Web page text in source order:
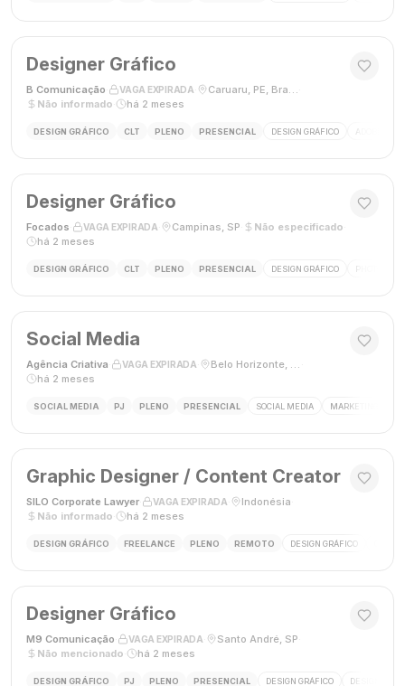
Designer Gráfico
B Comunicação VAGA EXPIRADA Caruaru, PE, Brasil
Não informado
há 2 meses
DESIGN GRÁFICO CLT PLENO PRESENCIAL DESIGN GRÁFICO ADOBE
Designer Gráfico
Focados VAGA EXPIRADA Campinas, SP Não especificado
há 2 meses
DESIGN GRÁFICO CLT PLENO PRESENCIAL DESIGN GRÁFICO PHOTOSHOP
Social Media
Agência Criativa VAGA EXPIRADA Belo Horizonte, Brasil
há 2 meses
SOCIAL MEDIA PJ PLENO PRESENCIAL SOCIAL MEDIA MARKETING
Graphic Designer / Content Creator
SILO Corporate Lawyer VAGA EXPIRADA Indonésia
Não informado
há 2 meses
DESIGN GRÁFICO FREELANCE PLENO REMOTO DESIGN GRÁFICO
Designer Gráfico
M9 Comunicação VAGA EXPIRADA Santo André, SP
Não mencionado
há 2 meses
DESIGN GRÁFICO PJ PLENO PRESENCIAL DESIGN GRÁFICO DESIGNER